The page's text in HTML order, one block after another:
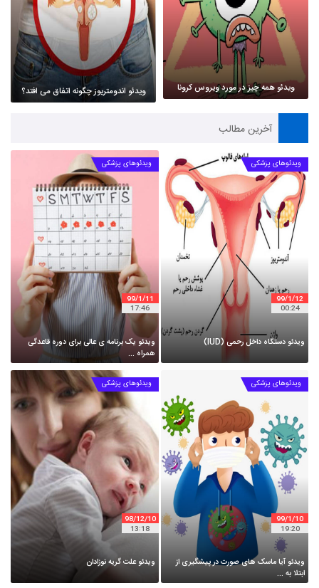
ویدئو همه چیز در مورد ویروس کرونا ویدئو اندومتریوز چگونه اتفاق می افتد؟
آخرین مطالب
ویدئوهای پزشکی
12
1
99
00 24
ویدئو دستگاه داخل رحمی (IUD)
ویدئوهای پزشکی
11
1
99
1746
ویدئو یک برنامه ی عالی برای دوره قاعدگی
همراه ...
ویدئوهای پزشکی
10
1
99
19 20
ویدئو آیا ماسک های صورت در پیشگیری از
ابتلا به ...
ویدئوهای پزشکی
10
12
98
13 18
ویدئو علت گریه نوزادان